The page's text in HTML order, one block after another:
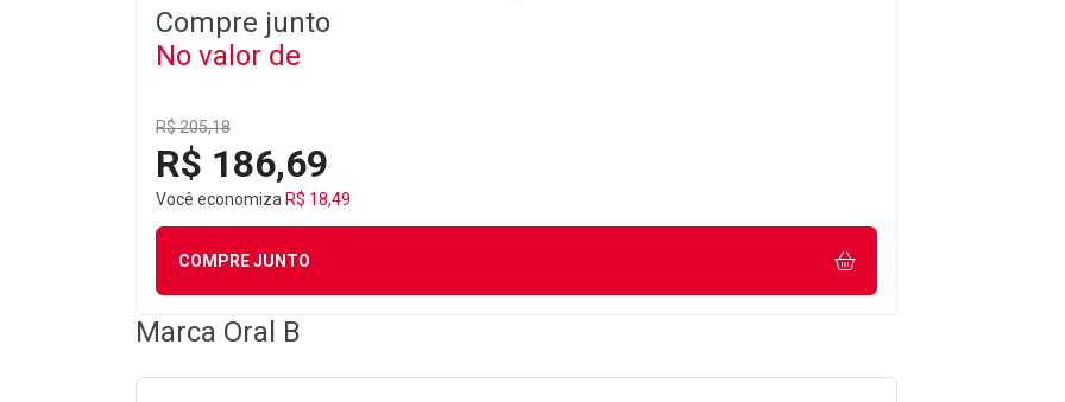
Compre junto
No valor de
R$ 205,18
R$ 186,69
Você economiza R$ 18,49
COMPRE JUNTO
Marca Oral B